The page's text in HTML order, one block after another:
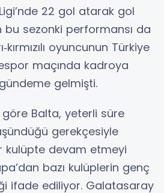
22 gol atarak gol
bu sezonki performansı da
oyuncunun Türkiye
maçında kadroya
gelmişti.
Balta, yeterli süre
gerekçesiyle
kulüpte devam etmeyi
bazı kulüplerin genç
ifade ediliyor. Galatasaray